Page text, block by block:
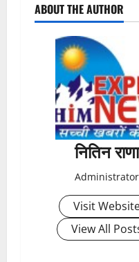
o
ABOUT THE AUTHOR
नितिन राणा
Administrator
Visit
View All